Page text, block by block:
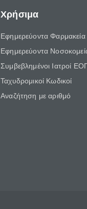
Χρήσιμα
Εφημερεύοντα Φαρμακεία
Εφημερεύοντα
Συμβεβλημένοι Ιατροί
Ταχυδρομικοί Κωδικοί
Αναζήτηση με αριθμό